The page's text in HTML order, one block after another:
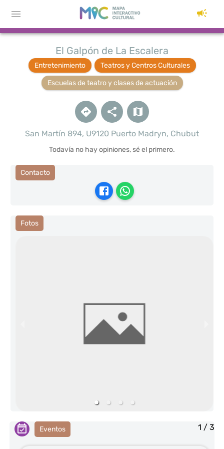
El Galpón de La Escalera
Entretenimiento Teatros y Centros Culturales
Escuelas de teatro y clases de actuación
San Martín 894, U9120 Puerto Madryn, Chubut
Todavía no hay opiniones, sé el primero.
Contacto
Fotos
Eventos 1 / 3